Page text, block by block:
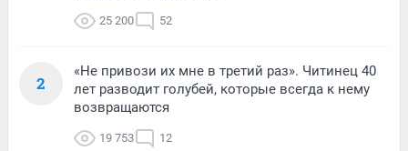
25 200 52
2
«Не привози их мне в третий раз». Читинец 40
лет разводит голубей, которые всегда к нему
возвращаются
19 753 12